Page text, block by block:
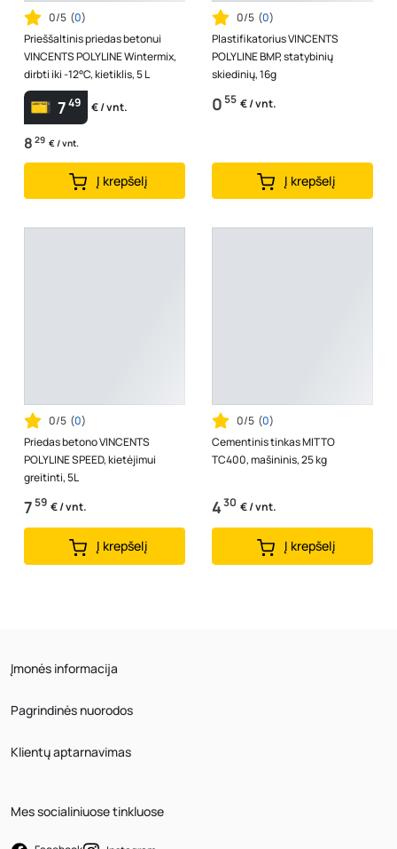
0/5 (0)
Prieššaltinis priedas betonui
VINCENTS POLYLINE Wintermix,
dirbti iki -12°C, kietiklis, 5 L
749 € / vnt.
8 29 € / vnt.
Į krepšelį
0/5 (0)
Plastifikatorius VINCENTS
POLYLINE BMP, statybinių
skiedinių, 16g
055 € / vnt.
Į krepšelį
0/5 (0)
Priedas betono VINCENTS
POLYLINE SPEED, kietėjimui
greitinti, 5L
759 € / vnt.
Į krepšelį
0/5 (0)
Cementinis tinkas MITTO
TC400, mašininis, 25 kg
430 € / vnt.
Į krepšelį
Įmonės informacija
Pagrindinės nuorodos
Klientų aptarnavimas
Mes socialiniuose tinkluose